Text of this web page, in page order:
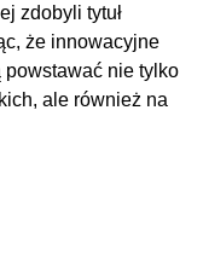
zdobyli tytuł
że innowacyjne
powstawać nie tylko
ale również na